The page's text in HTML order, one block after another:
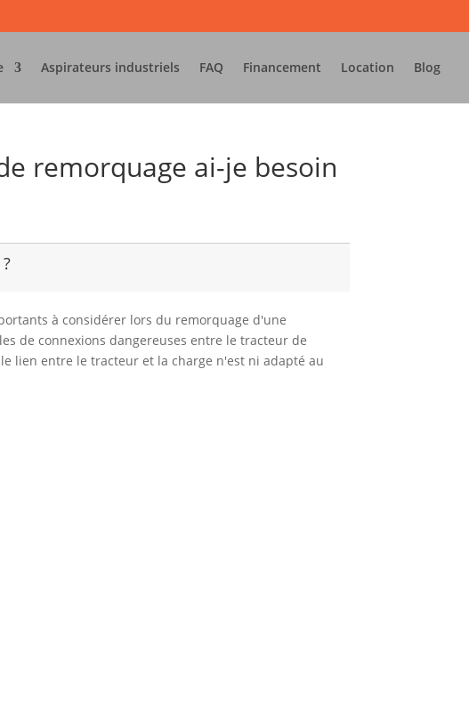
Aspirateurs industriels FAQ Financement Location Blog
remorquage ai-je besoin
à considérer lors du remorquage d'une
de connexions dangereuses entre le tracteur de
lien entre le tracteur et la charge n'est ni adapté au